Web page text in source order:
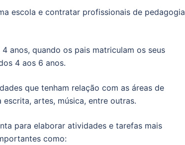
escola e contratar profissionais de pedagogia
anos, quando os pais matriculam os seus
4 aos 6 anos.
que tenham relação com as áreas de
artes, música, entre outras.
para elaborar atividades e tarefas mais
como: